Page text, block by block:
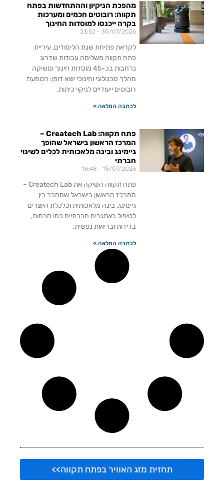
מהפכת הניקיון וההתחדשות בפתח
תקווה: רובוטים חכמים ומערכות
בקרה ייכנסו למוסדות החינוך
30/07/2026
לקראת פתיחת שנת הלימודים, עיריית
פתח תקווה משלימה עבודות שדרוג
נרחבות בכ-45 מוסדות חינוך ומשיקה
מהלך טכנולוגי וחינוכי יוצא דופן: הטמעת
רובוטים ייעודיים לניקוי כיתות,
לכתבה המלאה »
פתח תקווה: Createch Lab –
המרכז הראשון בישראל שהופך
גיימינג ובינה מלאכותית לכלים לשינוי
חברתי
15/07/2026
פתח תקווה השיקה את Createch Lab –
המרכז הראשון בישראל שמחבר בין
גיימינג, בינה מלאכותית וכלכלת היוצרים
לטיפול באתגרים חברתיים כמו חרמות,
בדידות ובריאות נפשית.
לכתבה המלאה »
תחזית מזג האוויר בפתח תקווה>>